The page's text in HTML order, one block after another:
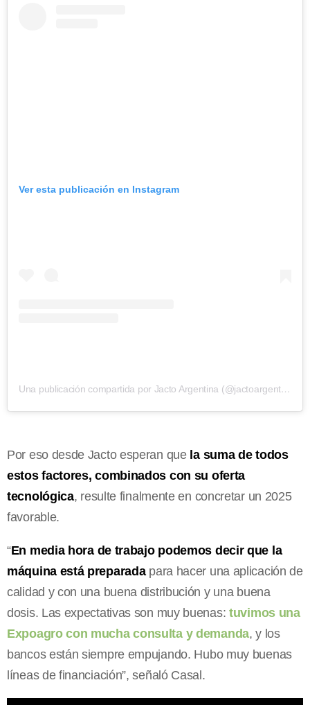
Ver esta publicación en Instagram
Una publicación compartida por Jacto Argentina (@jactoargentina)
Por eso desde Jacto esperan que la suma de todos
estos factores, combinados con su oferta
tecnológica, resulte finalmente en concretar un 2025
favorable.
“En media hora de trabajo podemos decir que la
máquina está preparadapara hacer una aplicación de
calidad y con una buena distribución y una buena
dosis. Las expectativas son muy buenas: tuvimos una
Expoagro con mucha consulta y demanda, y los
bancos están siempre empujando. Hubo muy buenas
líneas de financiación”, señaló Casal.